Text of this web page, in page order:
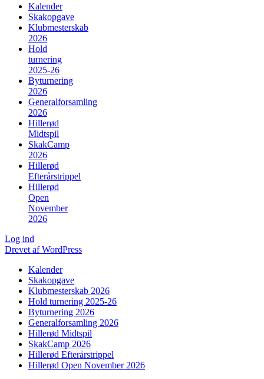
Kalender
Skakopgave
Klubmesterskab
2026
Hold
turnering
2025-26
Byturnering
2026
Generalforsamling
2026
Hillerød
Midtspil
SkakCamp
2026
Hillerød
Efterårstrippel
Hillerød
Open
November
2026
Log ind
Drevet af WordPress
Kalender
Skakopgave
Klubmesterskab 2026
Hold turnering 2025-26
Byturnering 2026
Generalforsamling 2026
Hillerød Midtspil
SkakCamp 2026
Hillerød Efterårstrippel
Hillerød Open November 2026